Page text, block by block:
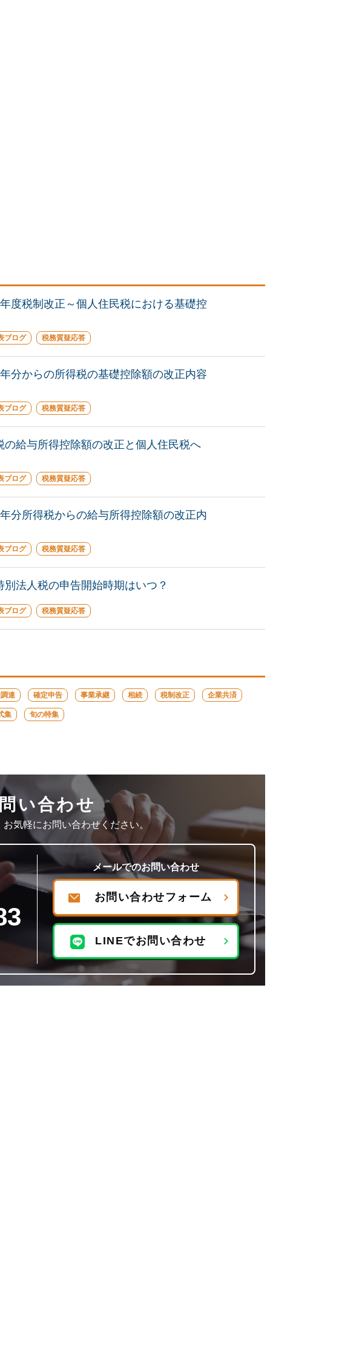
度税制改正～個人住民税における基礎控
ブログ 税務質疑応答
分からの所得税の基礎控除額の改正内容
ブログ 税務質疑応答
の給与所得控除額の改正と個人住民税へ
ブログ 税務質疑応答
分所得税からの給与所得控除額の改正内
ブログ 税務質疑応答
別法人税の申告開始時期はいつ？
ブログ 税務質疑応答
達 確定申告 事業承継 相続 税制改正 企業共済
集 旬の特集
い合わせ
気軽にお問い合わせください。
メールでのお問い合わせ
お問い合わせフォーム
LINEでお問い合わせ